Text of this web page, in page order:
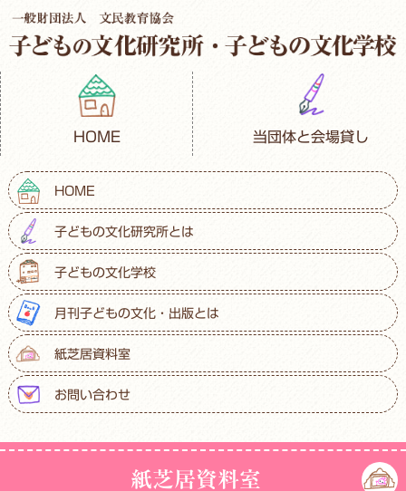
HOME 当団体と会場貸し
HOME
子どもの文化研究所とは
子どもの文化学校
月刊子どもの文化・出版とは
紙芝居資料室
お問い合わせ
紙芝居資料室